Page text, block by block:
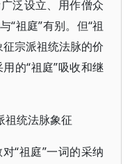
泛设立、用作僧众
“祖庭”有别。但“祖
宗派祖统法脉的价
的“祖庭”吸收和继
祖统法脉象征
“祖庭”一词的采纳